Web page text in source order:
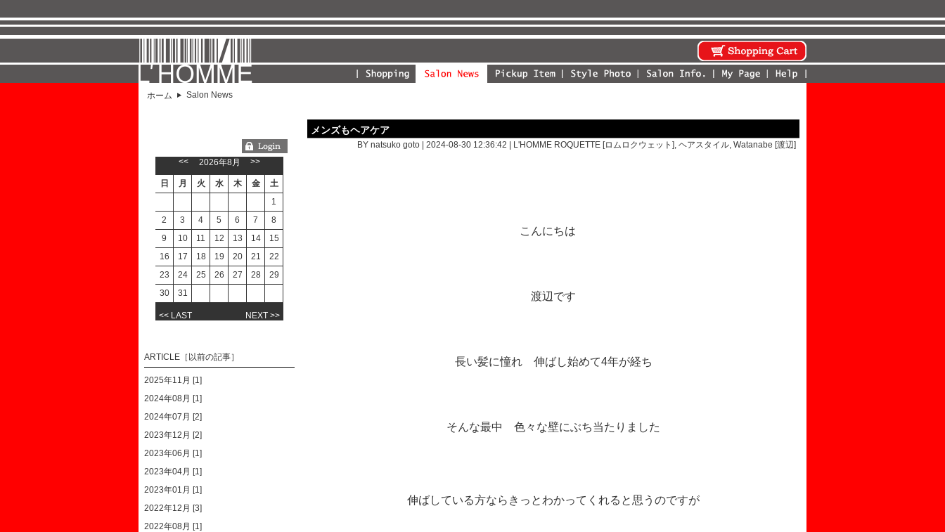
ホーム Salon News
メンズもヘアケア
BY natsuko goto | 2024-08-30 12:36:42 | L'HOMME ROQUETTE [ロムロクウェット], ヘアスタイル, Watanabe [渡辺]
こんにちは
渡辺です
長い髪に憧れ 伸ばし始めて4年が経ち
そんな最中 色々な壁にぶち当たりました
伸ばしている方ならきっとわかってくれると思うのですが
<<
2026年8月 >>
日 月 火 水 木 金
土
1
2
3 4 5 6 7
8
9
10 11 12 13 14
15
16
17 18 19 20 21
22
23
24 25 26 27 28
29
30
31
<< LAST NEXT >>
ARTICLE［以前の記事］
2025年11月 [1]
2024年08月 [1]
2024年07月 [2]
2023年12月 [2]
2023年06月 [1]
2023年04月 [1]
2023年01月 [1]
2022年12月 [3]
2022年08月 [1]